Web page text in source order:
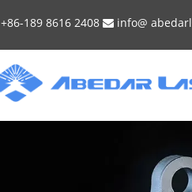
+86-189 8616 2408  info@